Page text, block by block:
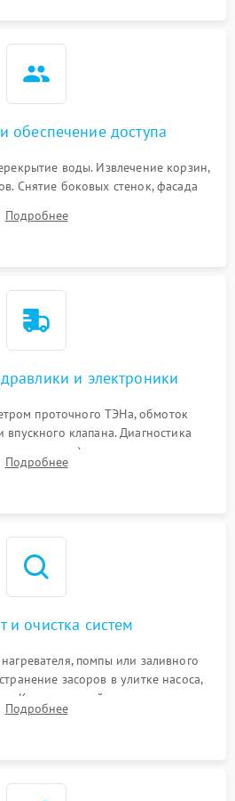
обеспечение доступа
воды. Извлечение корзин,
Снятие боковых стенок, фасада
ТЭНу и сливной помпе.
Подробнее
и электроники
проточного ТЭНа, обмоток
впускного клапана. Диагностика
уровня воды), датчика мутности,
модуля управления.
Подробнее
и очистка систем
помпы или заливного
засоров в улитке насоса,
Компонентный ремонт платы
поврежденной проводки.
Подробнее